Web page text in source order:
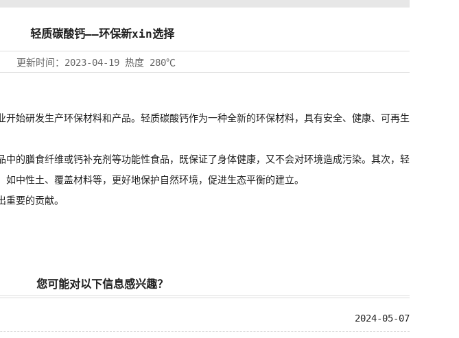
轻质碳酸钙——环保新xin选择
更新时间： 2023-04-19 热度 280℃
始研发生产环保材料和产品。轻质碳酸钙作为一种全新的环保材料，具有安全、健康、可再生
的膳食纤维或钙补充剂等功能性食品，既保证了身体健康，又不会对环境造成污染。其次，轻
中性土、覆盖材料等，更好地保护自然环境，促进生态平衡的建立。
要的贡献。
您可能对以下信息感兴趣？
2024-05-07